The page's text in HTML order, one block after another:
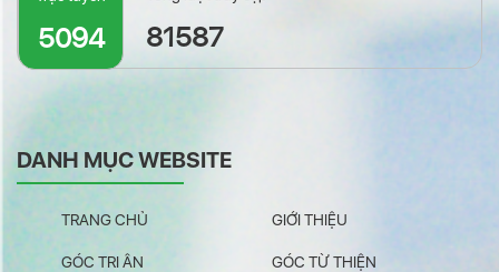
5094 81587
DANH MỤC WEBSITE
TRANG CHỦ GIỚI THIỆU
GÓC TRI ÂN GÓC TỪ THIỆN